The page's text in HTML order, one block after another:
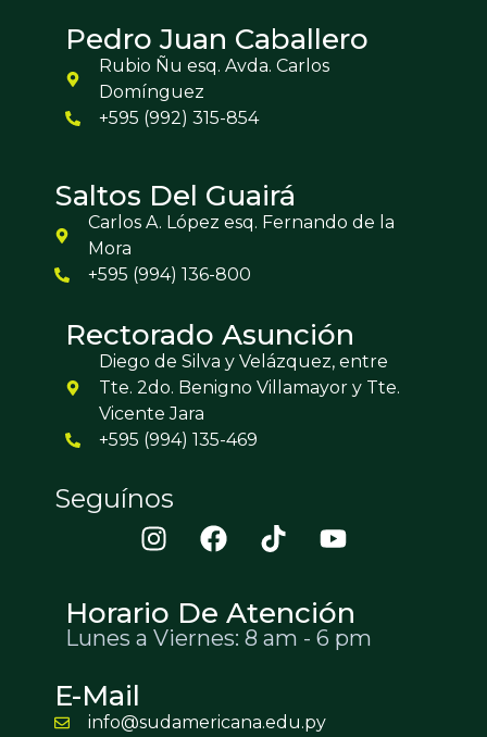
Pedro Juan Caballero
Rubio Ñu esq. Avda. Carlos
Domínguez
+595 (992) 315-854
Saltos Del Guairá
Carlos A. López esq. Fernando de la
Mora
+595 (994) 136-800
Rectorado Asunción
Diego de Silva y Velázquez, entre
Tte. 2do. Benigno Villamayor y Tte.
Vicente Jara
+595 (994) 135-469
Seguínos
Horario De Atención
Lunes a Viernes: 8 am - 6 pm
E-Mail
info@sudamericana.edu.py